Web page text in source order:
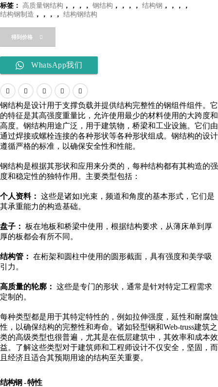
标签： 高质量钢结构 ，，，， 钢结构 ，，，， 结构钢 ，，，，
结构钢制造 ，，，， 结构钢结构
得到价格
WhatsApp我们
钢结构是设计用于支撑负载并提供结构完整性的钢组件组件。它
的特征是其高强度重量比，允许使用最少的材料使用的大跨度和
高度。钢结构用途广泛，用于建筑物，桥梁和工业设施。它们由
通过焊接或螺栓连接的各种形状等各种形状组成。钢结构的设计
遵循严格的标准，以确保安全性和性能。
钢结构是根据其形状和应用来分类的，每种结构都有其构造的强
度和稳定性的独特作用。主要类型包括：
个人资料： 这些是诸如I光束，频道和角度的基本形式，它们是
其承重能力的构造基础。
盘子： 板在地板和桥梁中使用，根据结构要求，从薄床单到厚
厚的板都会有所不同。
结构管： 在桁架和圆柱中使用的圆形截面，具有强度和美学吸
引力。
高质量的轮廓： 这些是专门的形状，通常是针对特定工程需求
定制的。
每种类型都是用于其特定特性的，例如拉伸强度，延性和耐腐蚀
性，以确保结构的完整性和寿命。诸如轻型钢和Web-truss建筑之
类的高级类型也很普遍，尤其是在低层建筑中，其效率和成本效
益。了解这些类型对于建筑师和工程师设计不仅安全，坚固，而
且经济且适合其预期用途的结构至关重要。
结构钢 - 特性